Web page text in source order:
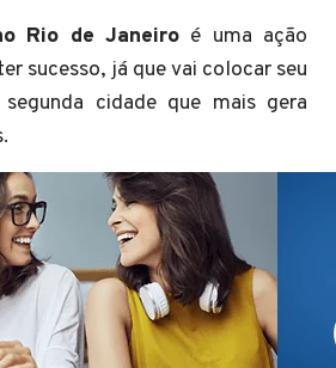
Rio de Janeiro é uma ação
sucesso, já que vai colocar seu
cidade que mais gera